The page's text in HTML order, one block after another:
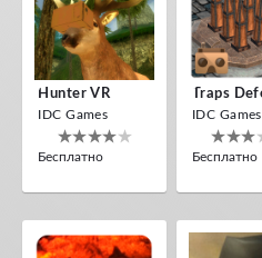
Hunter VR
IDC Games
Бесплатно
IDC Games
Бесплатно